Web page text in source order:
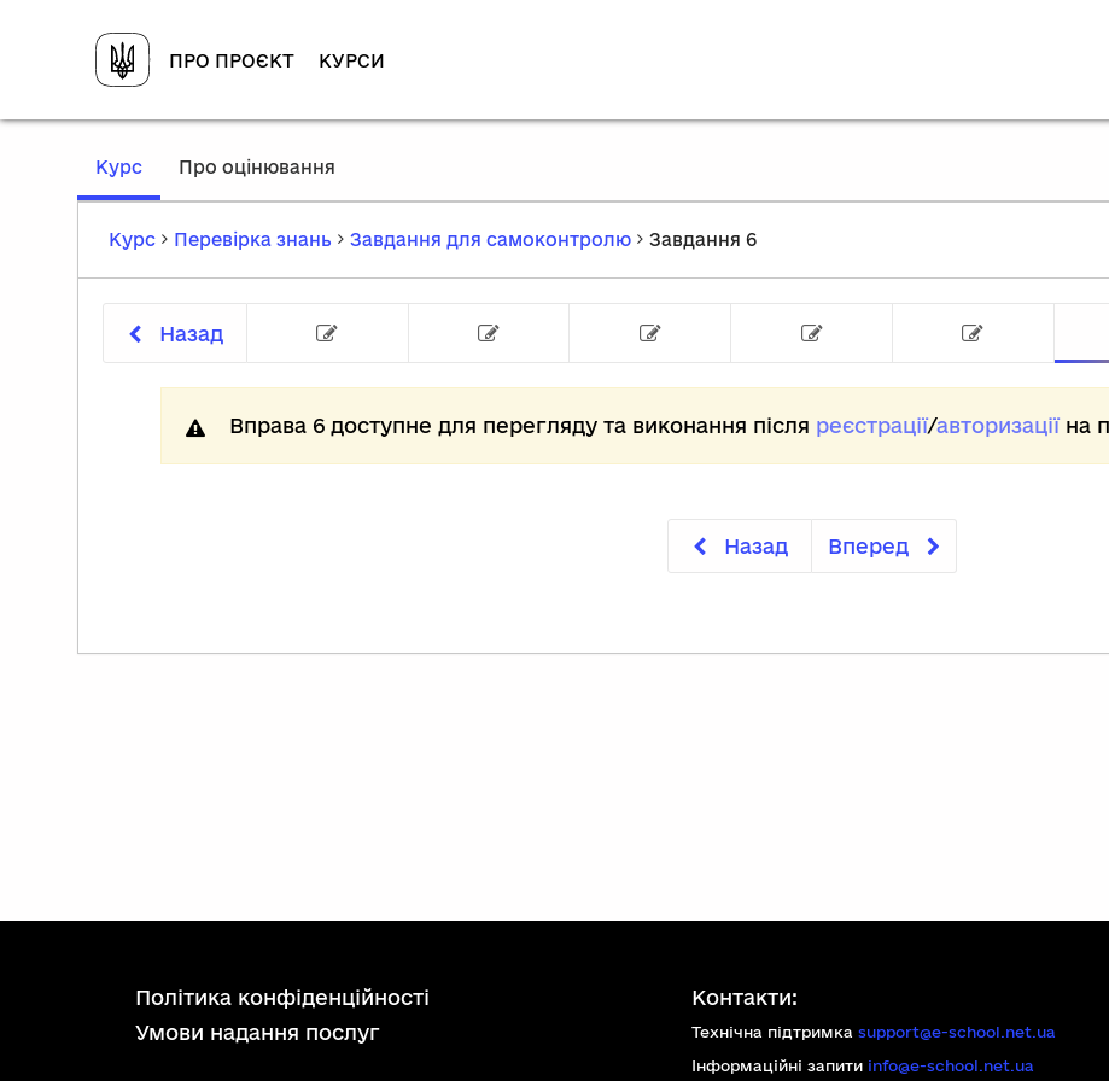
ПРО ПРОЄКТ КУРСИ
Курс,
Про оцінювання
Курс Перевірка знань Завдання для самоконтролю Завдання 6
Назад
Вправа 6 доступне для перегляду та виконання після реєстрації/авторизаціїна
Назад Вперед
політика конфіденційності
умови надання послуг
Контакти:
Технічна підтримка support@e-school.net.ua
Інформаційні запити info@e-school.net.ua